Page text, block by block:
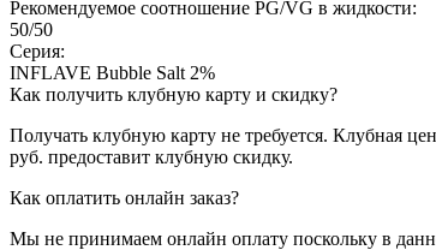
Рекомендуемое соотношение PG/VG в жидкости:
50/50
Серия:
INFLAVE Bubble Salt 2%
Как получить клубную карту и скидку?
Получать клубную карту не требуется. Клубная
руб. предоставит клубную скидку.
Как оплатить онлайн заказ?
Мы не принимаем онлайн оплату поскольку в